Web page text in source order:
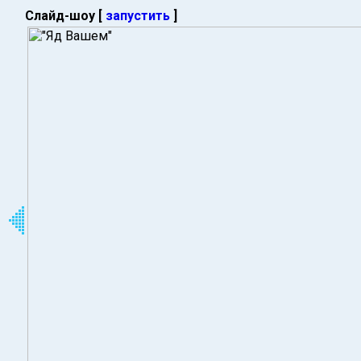
Слайд-шоу [ запустить ]